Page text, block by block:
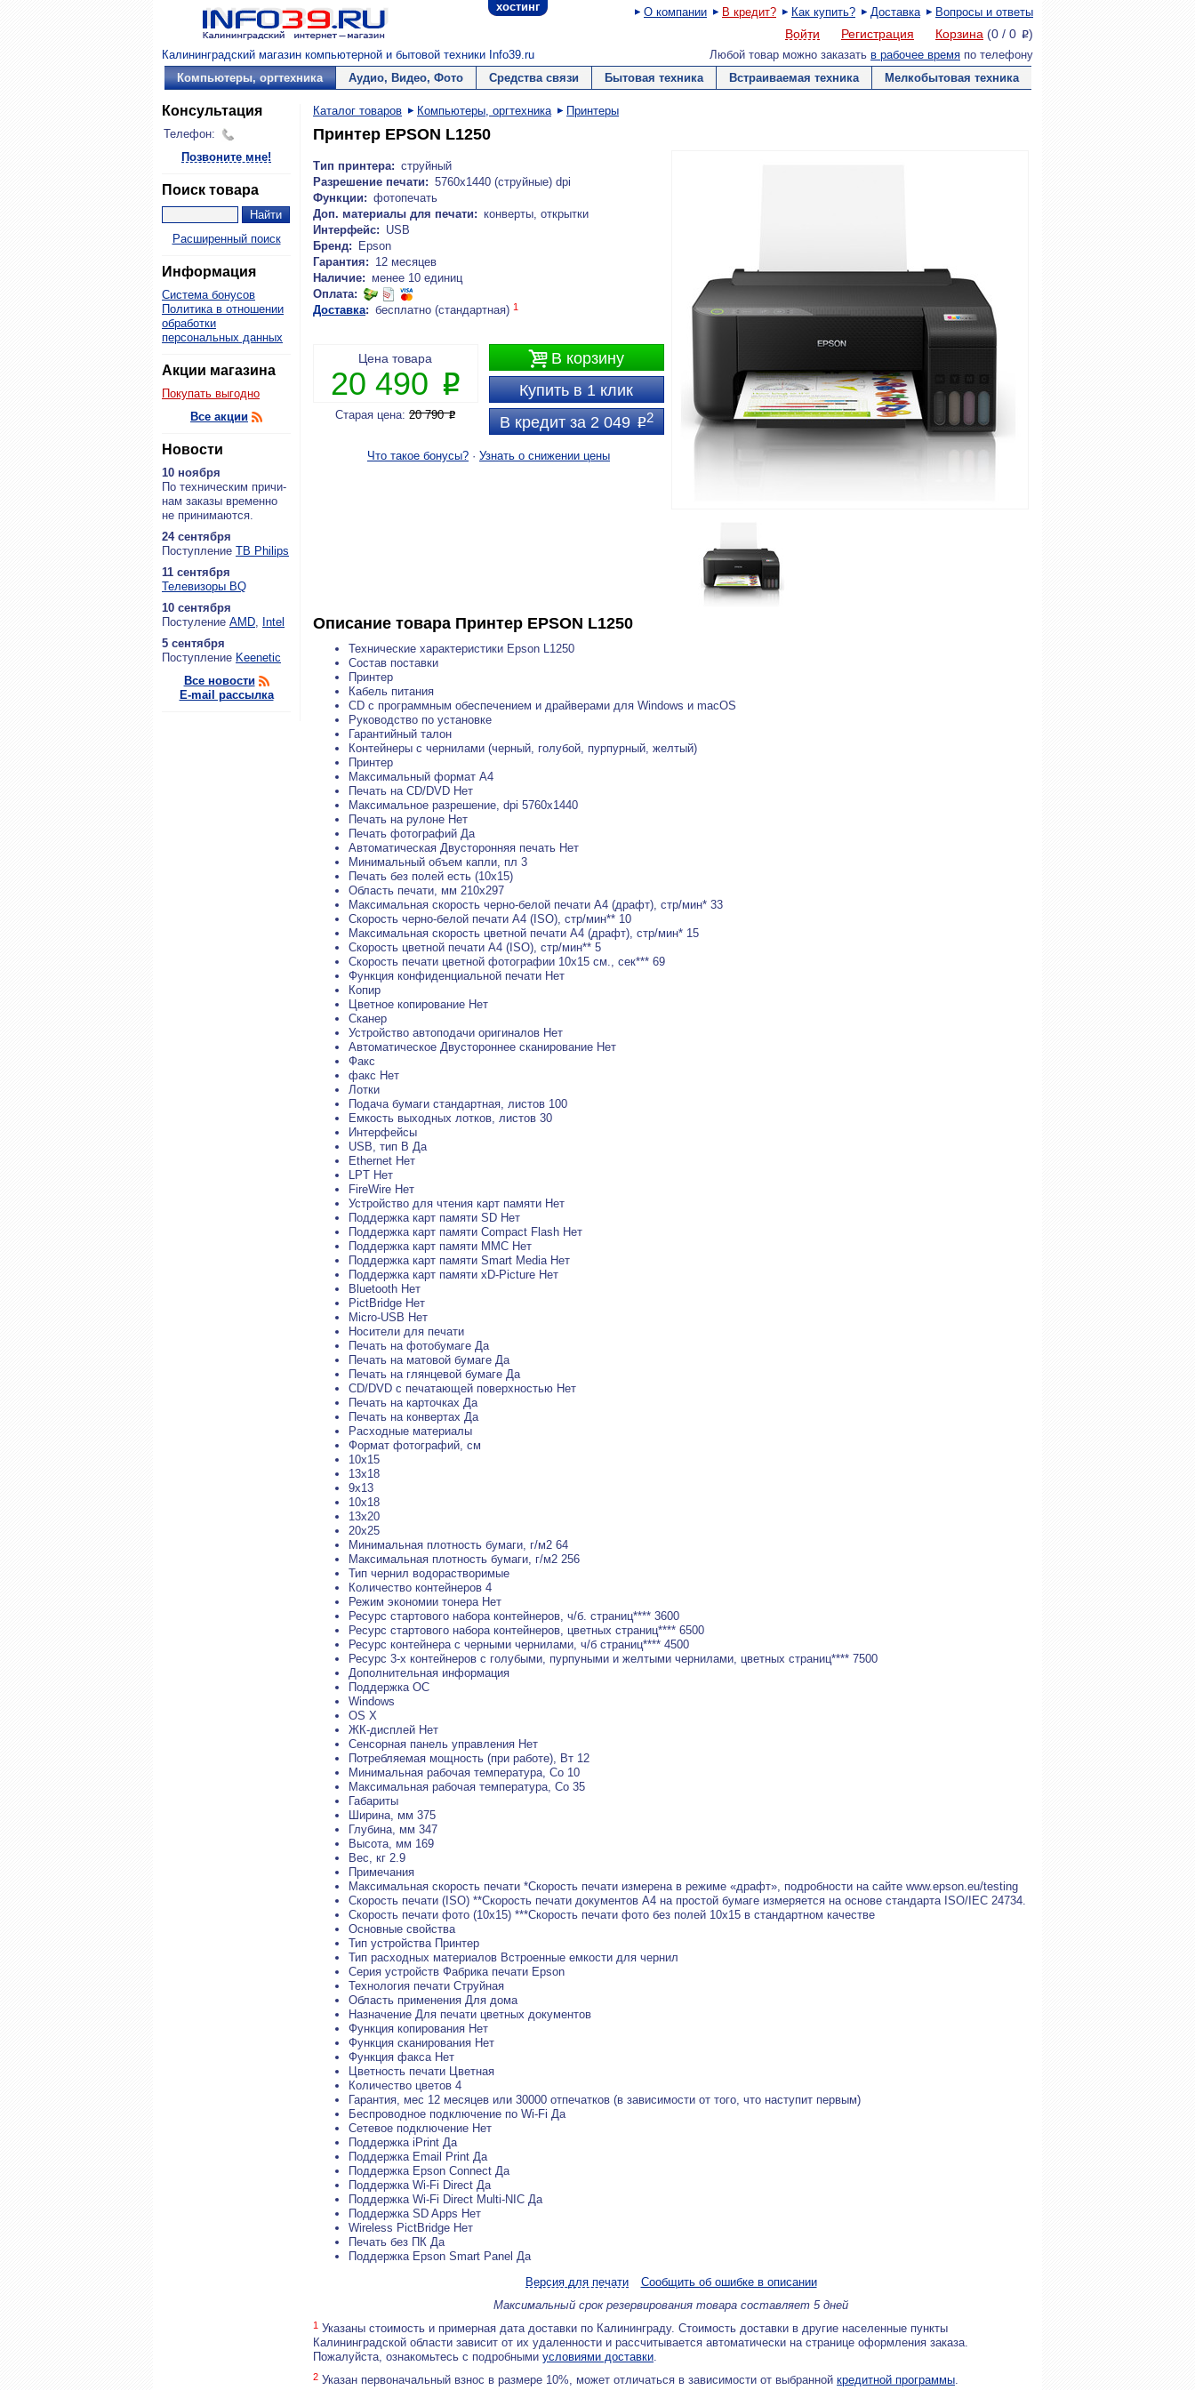
хостинг О компании В кредит? Как купить? Доставка Вопросы и ответы
Войти Регистрация Корзина (0 / 0 P)
Калининградский магазин компьютерной и бытовой техники Info39.ru Любой товар можно заказать в рабочее время по телефону
Компьютеры, оргтехника
Аудио, Видео, Фото Средства связи Бытовая техника Встраиваемая техника Мелкобытовая техника
Консультация
Телефон:
Позвоните мне!
Поиск товара
Расширенный поиск
Информация
Система бонусов
Политика в отношении
обработки
персональных данных
Акции магазина
Покупать выгодно
Все акции
Новости
10 ноября
По тех­ни­че­ским при­чи­
нам за­ка­зы вре­мен­но
не при­ни­ма­ют­ся.
24 сентября
По­ступ­ле­ние ТВ Philips
11 сентября
Теле­ви­зо­ры BQ
10 сентября
По­сту­ле­ние AMD, Intel
5 сентября
По­ступ­ле­ние Keenetic
Все новости
E-mail рассылка
Каталог товаров Компьютеры, оргтехника Принтеры
Принтер EPSON L1250
Тип принтера: струйный
Разрешение печати: 5760х1440 (струйные) dpi
Функции: фотопечать
Доп. материалы для печати: конверты, открытки
Интерфейс: USB
Бренд:
Epson
Гарантия: 12 месяцев
Наличие: менее 10 единиц
Оплата:
Доставка: бесплатно (стандартная) 1
В корзину
Купить в 1 клик
В кредит за 2 049P2
Цена товара
20 490 P
Старая цена:20 790P
Что такое бонусы? · Узнать о снижении цены
Описание товара Принтер EPSON L1250
Технические характеристики Epson L1250
Состав поставки
Принтер
Кабель питания
CD с программным обеспечением и драйверами для Windows и macOS
Руководство по установке
Гарантийный талон
Контейнеры с чернилами (черный, голубой, пурпурный, желтый)
Принтер
Максимальный формат A4
Печать на CD/DVD Нет
Максимальное разрешение, dpi 5760x1440
Печать на рулоне Нет
Печать фотографий Да
Автоматическая Двусторонняя печать Нет
Минимальный объем капли, пл 3
Печать без полей есть (10х15)
Область печати, мм 210x297
Максимальная скорость черно-белой печати A4 (драфт), стр/мин* 33
Скорость черно-белой печати A4 (ISO), стр/мин** 10
Максимальная скорость цветной печати A4 (драфт), стр/мин* 15
Скорость цветной печати A4 (ISO), стр/мин** 5
Скорость печати цветной фотографии 10x15 см., сек*** 69
Функция конфиденциальной печати Нет
Копир
Цветное копирование Нет
Сканер
Устройство автоподачи оригиналов Нет
Автоматическое Двустороннее сканирование Нет
Факс
факс Нет
Лотки
Подача бумаги стандартная, листов 100
Емкость выxодныx лотков, листов 30
Интерфейсы
USB, тип B Да
Ethernet Нет
LPT Нет
FireWire Нет
Устройство для чтения карт памяти Нет
Поддержка карт памяти SD Нет
Поддержка карт памяти Compact Flash Нет
Поддержка карт памяти MMC Нет
Поддержка карт памяти Smart Media Нет
Поддержка карт памяти xD-Picture Нет
Bluetooth Нет
PictBridge Нет
Micro-USB Нет
Носители для печати
Печать на фотобумаге Да
Печать на матовой бумаге Да
Печать на глянцевой бумаге Да
CD/DVD с печатающей поверхностью Нет
Печать на карточках Да
Печать на конвертах Да
Расxодные материалы
Формат фотографий, см
10x15
13x18
9x13
10x18
13x20
20x25
Минимальная плотность бумаги, г/м2 64
Максимальная плотность бумаги, г/м2 256
Тип чернил водорастворимые
Количество контейнеров 4
Режим экономии тонера Нет
Ресурс стартового набора контейнеров, ч/б. страниц**** 3600
Ресурс стартового набора контейнеров, цветных страниц**** 6500
Ресурс контейнера с черными чернилами, ч/б страниц**** 4500
Ресурс 3-х контейнеров с голубыми, пурпуными и желтыми чернилами, цветных страниц**** 7500
Дополнительная информация
Поддержка ОС
Windows
OS X
ЖК-дисплей Нет
Сенсорная панель управления Нет
Потребляемая мощность (при работе), Вт 12
Минимальная рабочая температура, Со 10
Максимальная рабочая температура, Со 35
Габариты
Ширина, мм 375
Глубина, мм 347
Высота, мм 169
Вес, кг 2.9
Примечания
Максимальная скорость печати *Скорость печати измерена в режиме «драфт», подробности на сайте www.epson.eu/testing
Скорость печати (ISO) **Скорость печати документов A4 на простой бумаге измеряется на основе стандарта ISO/IEC 24734.
Скорость печати фото (10х15) ***Скорость печати фото без полей 10х15 в стандартном качестве
Основные свойства
Тип устройства Принтер
Тип расходных материалов Встроенные емкости для чернил
Серия устройств Фабрика печати Epson
Теxнология печати Струйная
Область применения Для дома
Назначение Для печати цветных документов
Функция копирования Нет
Функция сканирования Нет
Функция факса Нет
Цветность печати Цветная
Количество цветов 4
Гарантия, мес 12 месяцев или 30000 отпечатков (в зависимости от того, что наступит первым)
Беспроводное подключение по Wi-Fi Да
Сетевое подключение Нет
Поддержка iPrint Да
Поддержка Email Print Да
Поддержка Epson Connect Да
Поддержка Wi-Fi Direct Да
Поддержка Wi-Fi Direct Multi-NIC Да
Поддержка SD Apps Нет
Wireless PictBridge Нет
Печать без ПК Да
Поддержка Epson Smart Panel Да
Версия для печати
Сообщить об ошибке в описании
Максимальный срок резервирования товара составляет 5 дней
1 Указаны стоимость и примерная дата доставки по Калининграду. Стоимость доставки в другие населенные пункты
Калининградской области зависит от их удаленности и рассчитывается автоматически на странице оформления заказа.
Пожалуйста, ознакомьтесь с подробными условиями доставки.
2 Указан первоначальный взнос в размере 10%, может отличаться в зависимости от выбранной кредитной программы.